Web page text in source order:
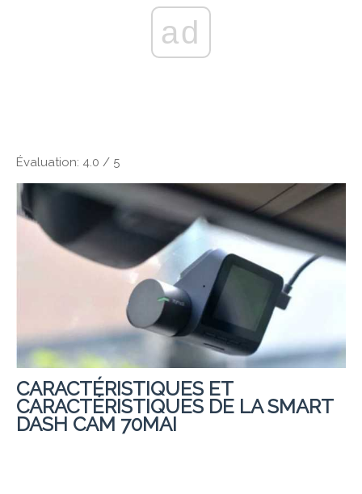
ad
Évaluation: 4.0 / 5
CARACTÉRISTIQUES ET
CARACTÉRISTIQUES DE LA SMART
DASH CAM 70MAI